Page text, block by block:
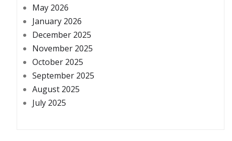
May 2026
January 2026
December 2025
November 2025
October 2025
September 2025
August 2025
July 2025